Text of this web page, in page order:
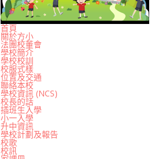
首頁
關於方小
法團校董會
學校簡介
學校校訓
校服式樣
位置及交通
聯絡本校
學校資訊 (NCS)
校長的話
插班生入學
小一入學
升中資訊
學校計劃及報告
校歌
校訊